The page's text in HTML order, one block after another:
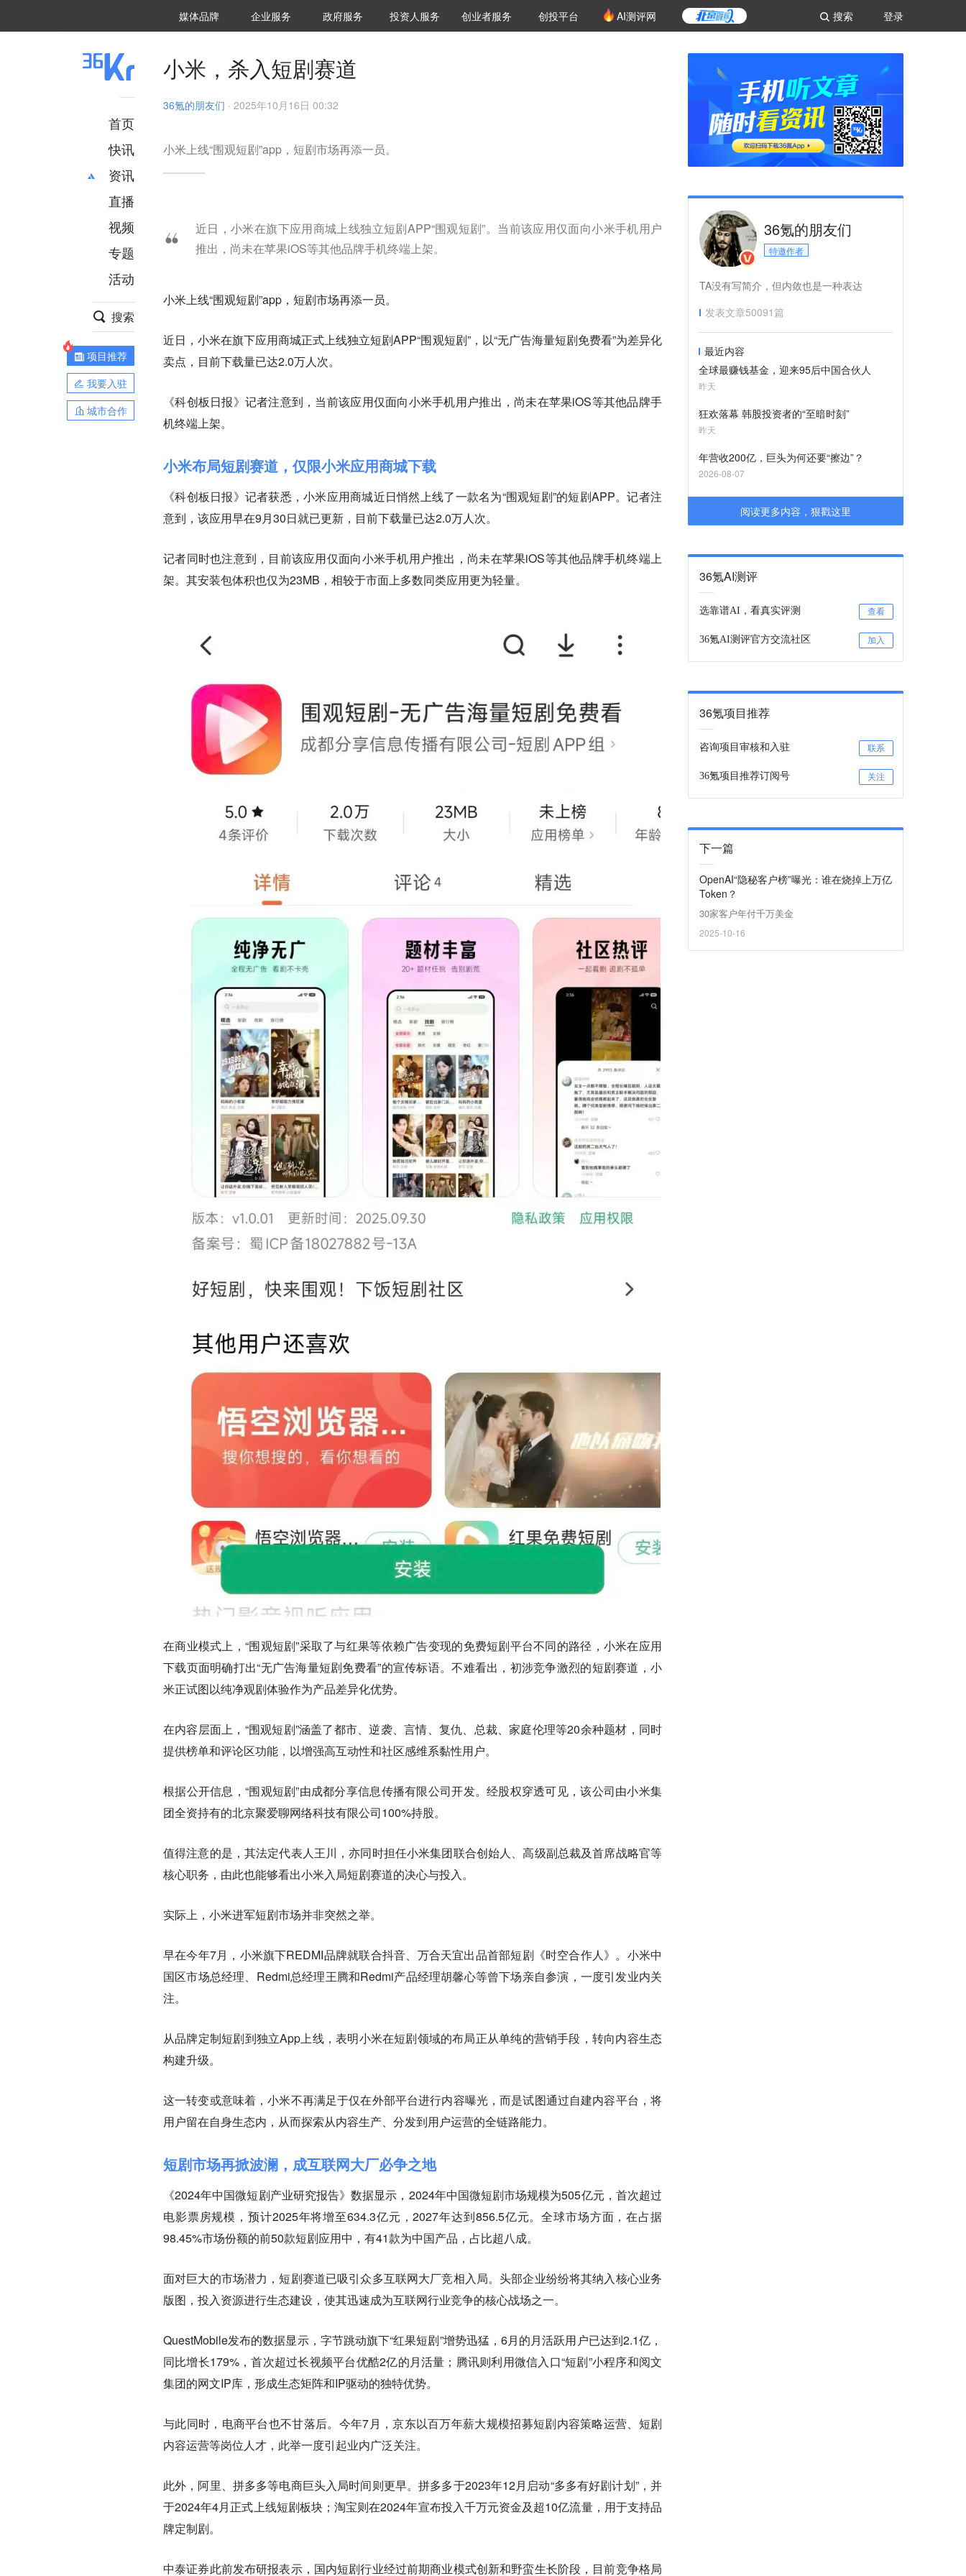
登录
搜索
媒体品牌 36Kr研究院
企业服务 城市之窗
政府服务 VClub投资机构库
投资机构职位推介
投资人服务 创投氪堂
创业者服务 创投平台 AI测评网
首页
快讯
资讯
推荐
财经
项目推荐
安徽
直播
视频
专题
活动
搜索
项目推荐
我要入驻
城市合作
小米，杀入短剧赛道
36氪的朋友们 · 2025年10月16日 00:32
小米上线“围观短剧”app，短剧市场再添一员。
近日，小米在旗下应用商城上线独立短剧APP“围观短剧”。当前该应用仅面向小米手机用户
推出，尚未在苹果iOS等其他品牌手机终端上架。
小米上线“围观短剧”app，短剧市场再添一员。
近日，小米在旗下应用商城正式上线独立短剧APP“围观短剧”，以“无广告海量短剧免费看”为差异化
卖点，目前下载量已达2.0万人次。
《科创板日报》记者注意到，当前该应用仅面向小米手机用户推出，尚未在苹果iOS等其他品牌手
机终端上架。
小米布局短剧赛道，仅限小米应用商城下载
《科创板日报》记者获悉，小米应用商城近日悄然上线了一款名为“围观短剧”的短剧APP。记者注
意到，该应用早在9月30日就已更新，目前下载量已达2.0万人次。
记者同时也注意到，目前该应用仅面向小米手机用户推出，尚未在苹果iOS等其他品牌手机终端上
架。其安装包体积也仅为23MB，相较于市面上多数同类应用更为轻量。
在商业模式上，“围观短剧”采取了与红果等依赖广告变现的免费短剧平台不同的路径，小米在应用
下载页面明确打出“无广告海量短剧免费看”的宣传标语。不难看出，初涉竞争激烈的短剧赛道，小
米正试图以纯净观剧体验作为产品差异化优势。
在内容层面上，“围观短剧”涵盖了都市、逆袭、言情、复仇、总裁、家庭伦理等20余种题材，同时
提供榜单和评论区功能，以增强高互动性和社区感维系黏性用户。
根据公开信息，“围观短剧”由成都分享信息传播有限公司开发。经股权穿透可见，该公司由小米集
团全资持有的北京聚爱聊网络科技有限公司100%持股。
值得注意的是，其法定代表人王川，亦同时担任小米集团联合创始人、高级副总裁及首席战略官等
核心职务，由此也能够看出小米入局短剧赛道的决心与投入。
实际上，小米进军短剧市场并非突然之举。
早在今年7月，小米旗下REDMI品牌就联合抖音、万合天宜出品首部短剧《时空合作人》。小米中
国区市场总经理、Redmi总经理王腾和Redmi产品经理胡馨心等曾下场亲自参演，一度引发业内关
注。
从品牌定制短剧到独立App上线，表明小米在短剧领域的布局正从单纯的营销手段，转向内容生态
构建升级。
这一转变或意味着，小米不再满足于仅在外部平台进行内容曝光，而是试图通过自建内容平台，将
用户留在自身生态内，从而探索从内容生产、分发到用户运营的全链路能力。
短剧市场再掀波澜，成互联网大厂必争之地
《2024年中国微短剧产业研究报告》数据显示，2024年中国微短剧市场规模为505亿元，首次超过
电影票房规模，预计2025年将增至634.3亿元，2027年达到856.5亿元。全球市场方面，在占据
98.45%市场份额的前50款短剧应用中，有41款为中国产品，占比超八成。
面对巨大的市场潜力，短剧赛道已吸引众多互联网大厂竞相入局。头部企业纷纷将其纳入核心业务
版图，投入资源进行生态建设，使其迅速成为互联网行业竞争的核心战场之一。
QuestMobile发布的数据显示，字节跳动旗下“红果短剧”增势迅猛，6月的月活跃用户已达到2.1亿，
同比增长179%，首次超过长视频平台优酷2亿的月活量；腾讯则利用微信入口“短剧”小程序和阅文
集团的网文IP库，形成生态矩阵和IP驱动的独特优势。
与此同时，电商平台也不甘落后。今年7月，京东以百万年薪大规模招募短剧内容策略运营、短剧
内容运营等岗位人才，此举一度引起业内广泛关注。
此外，阿里、拼多多等电商巨头入局时间则更早。拼多多于2023年12月启动“多多有好剧计划”，并
于2024年4月正式上线短剧板块；淘宝则在2024年宣布投入千万元资金及超10亿流量，用于支持品
牌定制剧。
中泰证券此前发布研报表示，国内短剧行业经过前期商业模式创新和野蛮生长阶段，目前竞争格局
36氪的朋友们
特邀作者
TA没有写简介，但内敛也是一种表达
发表文章50091篇
最近内容
全球最赚钱基金，迎来95后中国合伙人
昨天
狂欢落幕 韩股投资者的“至暗时刻”
昨天
年营收200亿，巨头为何还要“擦边”？
2026-08-07
阅读更多内容，狠戳这里
36氪AI测评
选靠谱AI，看真实评测 查看
36氪AI测评官方交流社区 加入
36氪项目推荐
咨询项目审核和入驻 联系
36氪项目推荐订阅号 关注
下一篇
OpenAI“隐秘客户榜”曝光：谁在烧掉上万亿
Token？
30家客户年付千万美金
2025-10-16